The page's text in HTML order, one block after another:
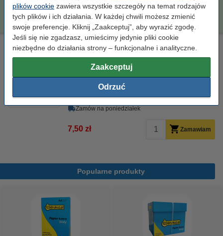
plików cookie zawiera wszystkie szczegóły na temat rodzajów
tych plików i ich działania. W każdej chwili możesz zmienić
swoje preferencje. Kliknij „Zaakceptuj”, aby wyrazić zgodę.
Jeśli się nie zgadzasz, umieścimy jedynie pliki cookie
niezbędne do działania strony – funkcjonalne i analityczne.
Zaakceptuj
Odrzuć
629,00 zł Zamawiam
Ściereczka do czyszczenia drukarki laserowej
ściereczka do czyszczenia 43 x 32 cm
żółty
999058
Kliknij i sprawdź całą specyfikacje
Dostępny
Zamów na poniedziałek
7,50 zł Zamawiam
Popularne produkty